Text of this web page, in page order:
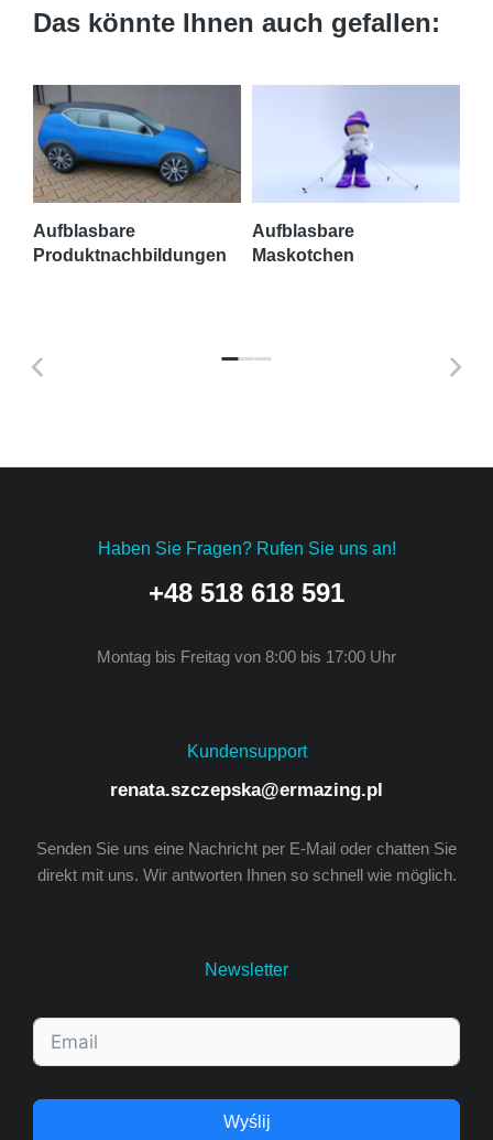
Das könnte Ihnen auch gefallen:
Aufblasbare
Produktnachbildungen
Aufblasbare
Maskotchen
Haben Sie Fragen? Rufen Sie uns an!
+48 518 618 591
Montag bis Freitag von 8:00 bis 17:00 Uhr
Kundensupport
renata.szczepska@ermazing.pl
Senden Sie uns eine Nachricht per E-Mail oder chatten Sie
direkt mit uns. Wir antworten Ihnen so schnell wie möglich.
Newsletter
Wyślij